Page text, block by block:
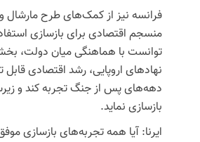
فرانسه نیز از کمک‌های طرح مارشال و
منسجم اقتصادی برای بازسازی
توانست با هماهنگی میان دولت،
نهادهای اروپایی، رشد اقتصادی قابل
دهه‌های پس از جنگ تجربه کند و
بازسازی نماید.
ایرنا: آیا همه تجربه‌های بازسازی